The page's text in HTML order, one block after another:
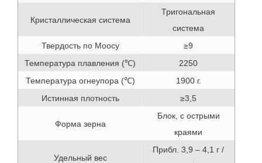
Кристаллическая система
Тригональная
система
Твердость по Моосу
≥9
Температура плавления (℃)
2250
Температура огнеупора (℃)
1900 г.
Истинная плотность
≥3,5
Форма зерна
Блок, с острыми
краями
Удельный вес
Прибл. 3,9 – 4,1 г /